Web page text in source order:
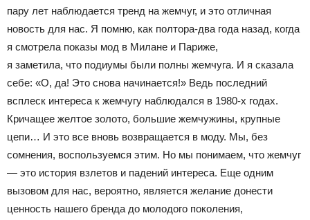
пару лет наблюдается тренд на жемчуг, и это отличная
новость для нас. Я помню, как полтора-два года назад, когда
я смотрела показы мод в Милане и Париже,
я заметила, что подиумы были полны жемчуга. И я сказала
себе: «О, да! Это снова начинается!» Ведь последний
всплеск интереса к жемчугу наблюдался в 1980-х годах.
Кричащее желтое золото, большие жемчужины, крупные
цепи… И это все вновь возвращается в моду. Мы, без
сомнения, воспользуемся этим. Но мы понимаем, что жемчуг
— это история взлетов и падений интереса. Еще одним
вызовом для нас, вероятно, является желание донести
ценность нашего бренда до молодого поколения,